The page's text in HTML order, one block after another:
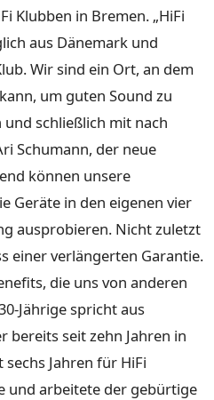
Klubben in Bremen. „HiFi
aus Dänemark und
Wir sind ein Ort, an dem
um guten Sound zu
schließlich mit nach
Schumann, der neue
können unsere
Geräte in den eigenen vier
ausprobieren. Nicht zuletzt
einer verlängerten Garantie.
die uns von anderen
Jährige spricht aus
bereits seit zehn Jahren in
Jahren für HiFi
und arbeitete der gebürtige